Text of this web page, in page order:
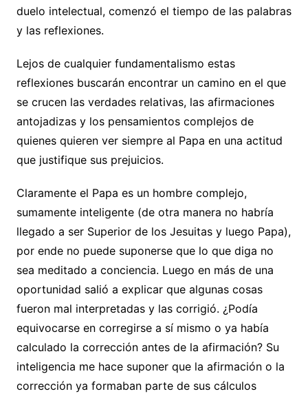
duelo intelectual, comenzó el tiempo de las palabras
y las reflexiones.
Lejos de cualquier fundamentalismo estas
reflexiones buscarán encontrar un camino en el que
se crucen las verdades relativas, las afirmaciones
antojadizas y los pensamientos complejos de
quienes quieren ver siempre al Papa en una actitud
que justifique sus prejuicios.
Claramente el Papa es un hombre complejo,
sumamente inteligente (de otra manera no habría
llegado a ser Superior de los Jesuitas y luego Papa),
por ende no puede suponerse que lo que diga no
sea meditado a conciencia. Luego en más de una
oportunidad salió a explicar que algunas cosas
fueron mal interpretadas y las corrigió. ¿Podía
equivocarse en corregirse a sí mismo o ya había
calculado la corrección antes de la afirmación? Su
inteligencia me hace suponer que la afirmación o la
corrección ya formaban parte de sus cálculos